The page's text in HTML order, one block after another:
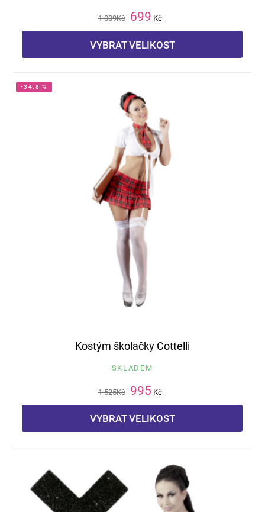
1 009Kč 699 Kč
VYBRAT VELIKOST
-34.8 %
Kostým školačky Cottelli
SKLADEM
1 525Kč 995 Kč
VYBRAT VELIKOST